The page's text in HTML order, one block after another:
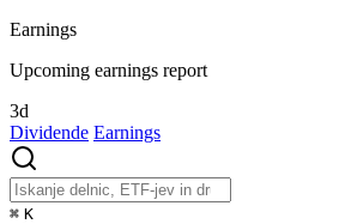
Earnings
Upcoming earnings report
3d
Dividende Earnings
⌘ K